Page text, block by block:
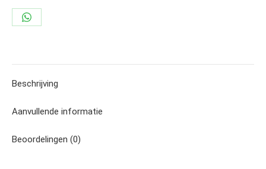
aantal
Share
Beschrijving
Aanvullende informatie
Beoordelingen (0)